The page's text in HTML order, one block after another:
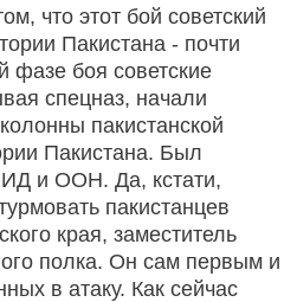
что этот бой советский
Пакистана - почти
фазе боя советские
спецназ, начали
пакистанской
Пакистана. Был
и ООН. Да, кстати,
пакистанцев
края, заместитель
полка. Он сам первым и
в атаку. Как сейчас